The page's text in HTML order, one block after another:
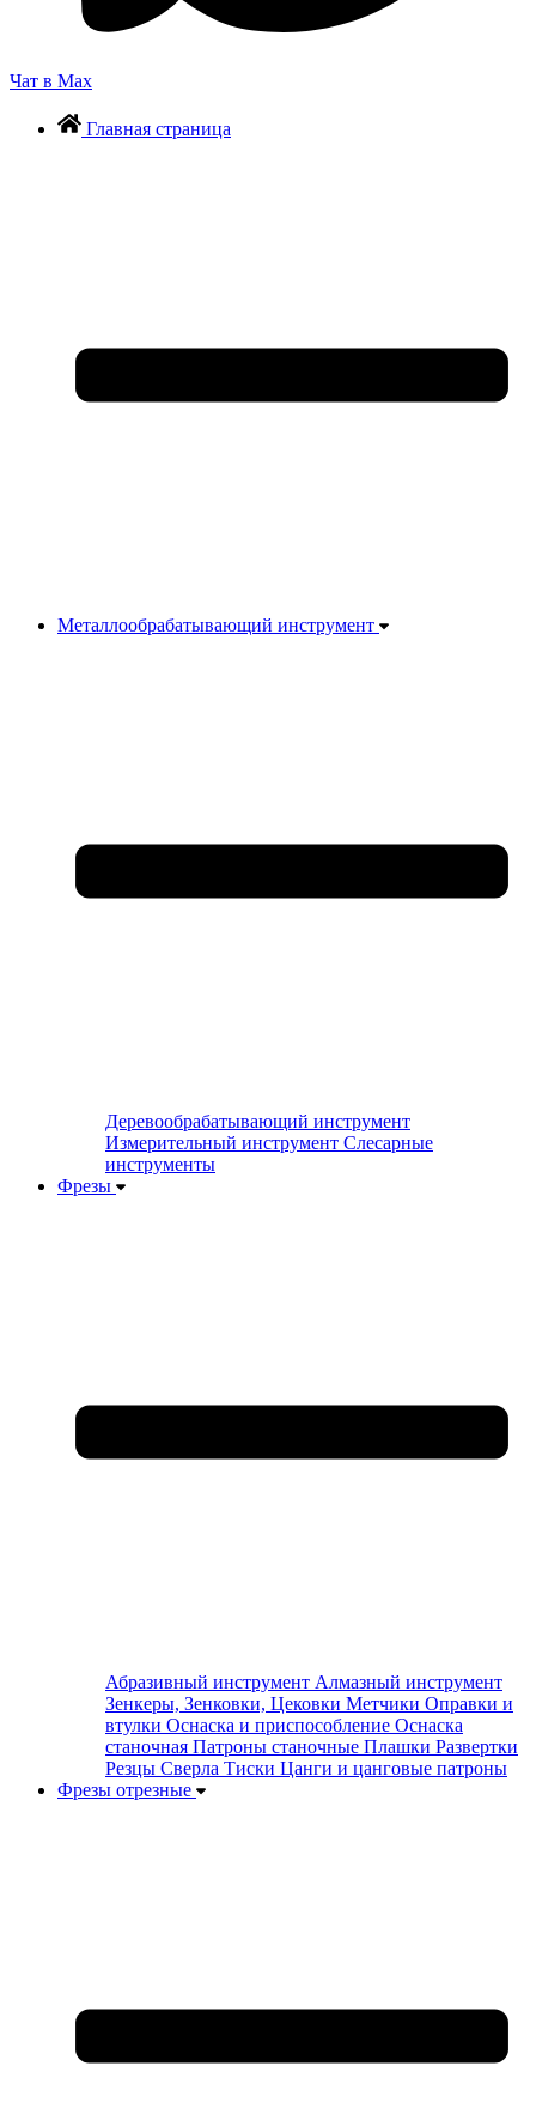
Чат в Max
Главная страница
Металлообрабатывающий инструмент
Деревообрабатывающий инструмент
Измерительный инструмент Слесарные
инструменты
Фрезы
Абразивный инструмент Алмазный инструмент
Зенкеры, Зенковки, Цековки Метчики Оправки и
втулки Оснаска и приспособление Оснаска
станочная Патроны станочные Плашки Развертки
Резцы Сверла Тиски Цанги и цанговые патроны
Фрезы отрезные